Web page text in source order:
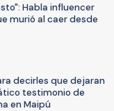
Habla influencer
murió al caer desde
decirles que dejaran
testimonio de
en Maipú